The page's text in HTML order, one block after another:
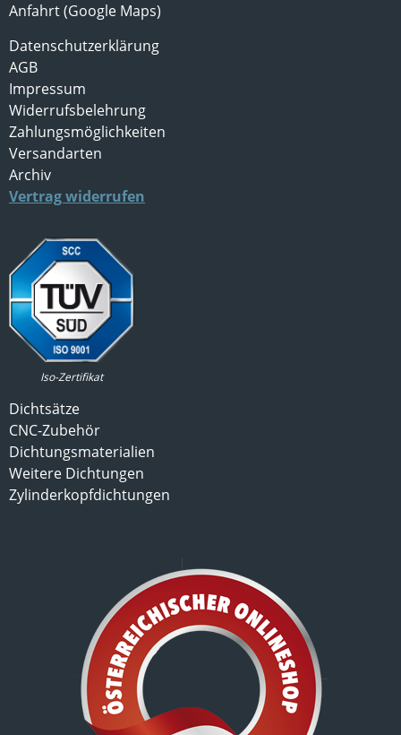
Anfahrt (Google Maps)
Datenschutzerklärung
AGB
Impressum
Widerrufsbelehrung
Zahlungsmöglichkeiten
Versandarten
Archiv
Vertrag widerrufen
Iso-Zertifikat
Dichtsätze
CNC-Zubehör
Dichtungsmaterialien
Weitere Dichtungen
Zylinderkopfdichtungen